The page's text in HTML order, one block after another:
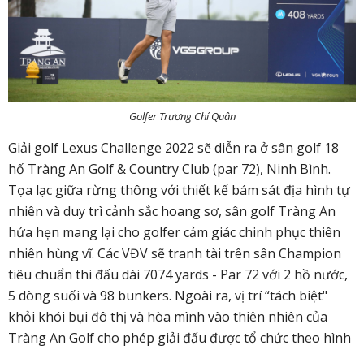
Golfer Trương Chí Quân
Giải golf Lexus Challenge 2022 sẽ diễn ra ở sân golf 18
hố Tràng An Golf & Country Club (par 72), Ninh Bình.
Tọa lạc giữa rừng thông với thiết kế bám sát địa hình tự
nhiên và duy trì cảnh sắc hoang sơ, sân golf Tràng An
hứa hẹn mang lại cho golfer cảm giác chinh phục thiên
nhiên hùng vĩ. Các VĐV sẽ tranh tài trên sân Champion
tiêu chuẩn thi đấu dài 7074 yards - Par 72 với 2 hồ nước,
5 dòng suối và 98 bunkers. Ngoài ra, vị trí “tách biệt"
khỏi khói bụi đô thị và hòa mình vào thiên nhiên của
Tràng An Golf cho phép giải đấu được tổ chức theo hình